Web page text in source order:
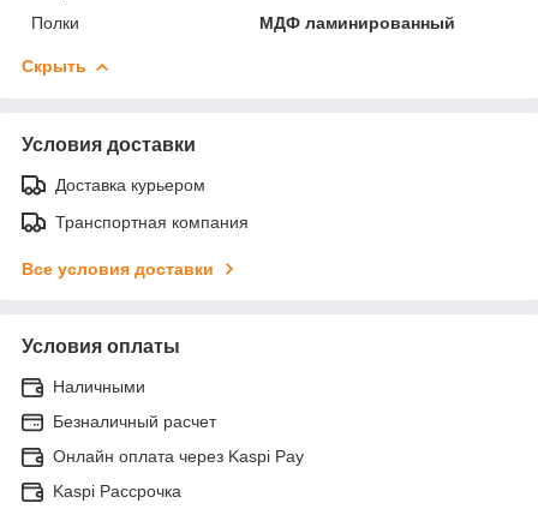
Полки
МДФ ламинированный
Скрыть
Условия доставки
Доставка курьером
Транспортная компания
Все условия доставки
Условия оплаты
Наличными
Безналичный расчет
Онлайн оплата через Kaspi Pay
Kaspi Рассрочка